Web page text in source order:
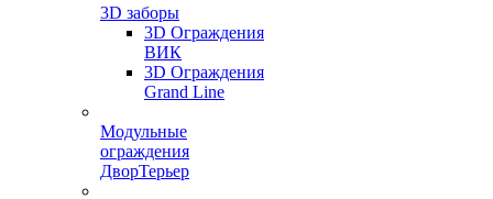
3D заборы
3D Ограждения
ВИК
3D Ограждения
Grand Line
Модульные
ограждения
ДворТерьер